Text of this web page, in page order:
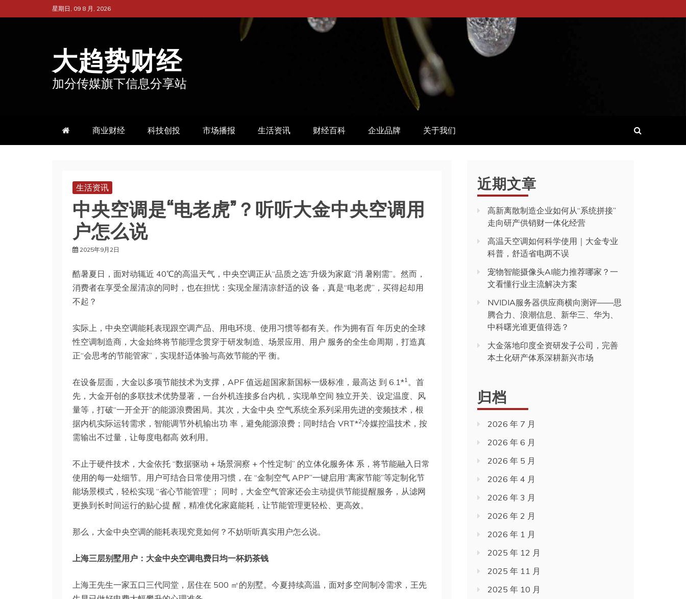
至
星期日, 09 8 月, 2026
大趋势财经
加分传媒旗下信息分享站
商业财经 科技创投 市场播报 生活资讯 财经百科 企业品牌 关于我们
生活资讯
中央空调是“电老虎”？听听大金中央空调用
户怎么说
2025年9月2日
酷暑夏日，面对动辄近 40℃的高温天气，中央空调正从“品质之选”升级为家庭“消 暑刚需”。然而，
消费者在享受全屋清凉的同时，也在担忧：实现全屋清凉舒适的设 备，真是“电老虎”，买得起却用
不起？
实际上，中央空调能耗表现跟空调产品、用电环境、使用习惯等都有关。作为拥有百 年历史的全球
性空调制造商，大金始终将节能理念贯穿于研发制造、场景应用、用户 服务的全生命周期，打造真
正“会思考的节能管家”，实现舒适体验与高效节能的平 衡。
在设备层面，大金以多项节能技术为支撑，APF 值远超国家新国标一级标准，最高达 到 6.1*1。首
先，大金开创的多联技术优势显著，一台外机连接多台内机，实现单空间 独立开关、设定温度、风
量等，打破“一开全开”的能源浪费困局。其次，大金中央 空气系统全系列采用先进的变频技术，根
据内机实际运转需求，智能调节外机输出功 率，避免能源浪费；同时结合 VRT*2冷媒控温技术，按
需输出不过量，让每度电都高 效利用。
不止于硬件技术，大金依托 “数据驱动 + 场景洞察 + 个性定制” 的立体化服务体 系，将节能融入日常
使用的每一处细节。用户可结合日常使用习惯，在 “金制空气 APP”一键启用“离家节能”等定制化节
能场景模式，轻松实现 “省心节能管理”； 同时，大金空气管家还会主动提供节能提醒服务，从滤网
更换到长时间运行的贴心提 醒，精准优化家庭能耗，让节能管理更轻松、更高效。
那么，大金中央空调的能耗表现究竟如何？不妨听听真实用户怎么说。
上海三层别墅用户：大金中央空调电费日均一杯奶茶钱
上海王先生一家五口三代同堂，居住在 500 ㎡的别墅。今夏持续高温，面对多空间制冷需求，王先
近期文章
高新离散制造企业如何从“系统拼接”
走向研产供销财一体化经营
高温天空调如何科学使用｜大金专业
科普，舒适省电两不误
宠物智能摄像头AI能力推荐哪家？一
文看懂行业主流解决方案
NVIDIA服务器供应商横向测评——思
腾合力、浪潮信息、新华三、华为、
中科曙光谁更值得选？
大金落地印度全资研发子公司，完善
本土化研产体系深耕新兴市场
归档
2026 年 7 月
2026 年 6 月
2026 年 5 月
2026 年 4 月
2026 年 3 月
2026 年 2 月
2026 年 1 月
2025 年 12 月
2025 年 11 月
2025 年 10 月